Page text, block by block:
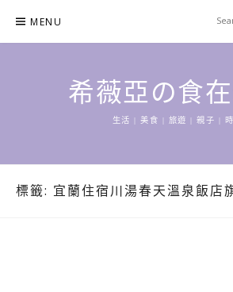
content
MENU
希薇亞の食
生活 | 美食 | 旅遊 | 親子 | 時
標籤: 宜蘭住宿川湯春天溫泉飯店